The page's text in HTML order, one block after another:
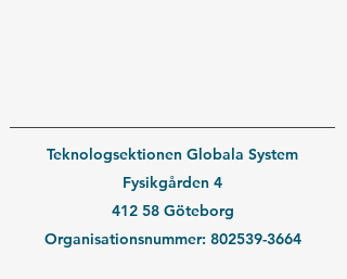
Teknologsektionen Globala System
Fysikgården 4
412 58 Göteborg
Organisationsnummer: 802539-3664